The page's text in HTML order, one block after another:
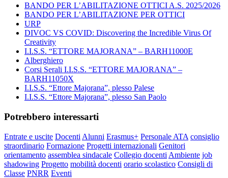
BANDO PER L’ABILITAZIONE OTTICI A.S. 2025/2026
BANDO PER L’ABILITAZIONE PER OTTICI
URP
DIVOC VS COVID: Discovering the Incredible Virus Of
Creativity
I.I.S.S. “ETTORE MAJORANA” – BARH11000E
Alberghiero
Corsi Serali I.I.S.S. “ETTORE MAJORANA” –
BARH11050X
I.I.S.S. “Ettore Majorana”, plesso Palese
I.I.S.S. “Ettore Majorana”, plesso San Paolo
Potrebbero interessarti
Entrate e uscite Docenti Alunni Erasmus+ Personale ATA consiglio
straordinario Formazione Progetti internazionali Genitori
orientamento assemblea sindacale Collegio docenti Ambiente job
shadowing Progetto mobilità docenti orario scolastico Consigli di
Classe PNRR Eventi